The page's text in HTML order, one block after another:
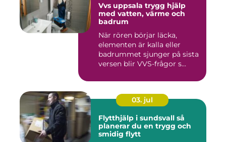
Vvs uppsala trygg hjälp
med vatten, värme och
badrum
När rören börjar läcka,
elementen är kalla eller
badrummet sjunger på sista
versen blir VVS-frågor s...
03. jul
Flytthjälp i sundsvall så
planerar du en trygg och
smidig flytt